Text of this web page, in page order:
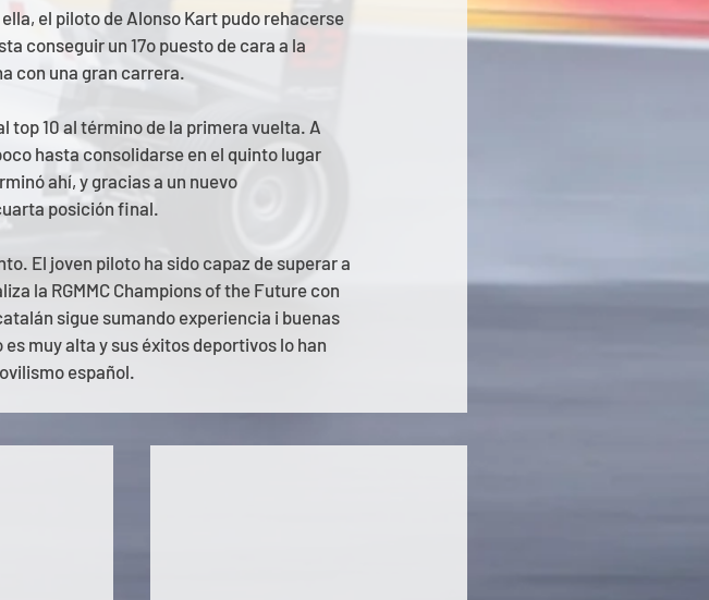
el piloto de Alonso Kart pudo rehacerse
conseguir un 17o puesto de cara a la
con una gran carrera.
10 al término de la primera vuelta. A
hasta consolidarse en el quinto lugar
ahí, y gracias a un nuevo
posición final.
El joven piloto ha sido capaz de superar a
la RGMMC Champions of the Future con
sigue sumando experiencia i buenas
muy alta y sus éxitos deportivos lo han
español.